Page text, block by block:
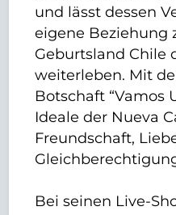
und lässt dessen
eigene Beziehung
Geburtsland Chile
weiterleben. Mit
Botschaft “Vamos
Ideale der Nueva
Freundschaft,
Bei seinen Live-